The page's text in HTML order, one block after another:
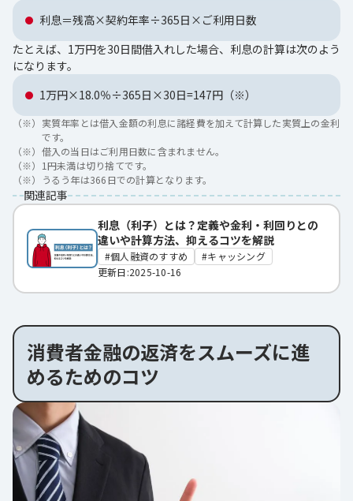
利息＝残高×契約年率÷365日×ご利用日数
たとえば、1万円を30日間借入れした場合、利息の計算は次のよう
になります。
1万円×18.0％÷365日×30日=147円（※）
（※） 実質年率とは借入金額の利息に諸経費を加えて計算した実質上の金利
です。
（※） 借入の当日はご利用日数に含まれません。
（※） 1円未満は切り捨てです。
（※）
うるう年は366日での計算となります。
関連記事
利息（利子）とは？定義や金利・利回りとの
違いや計算方法、抑えるコツを解説
個人融資のすすめ
キャッシング
更新日:2025-10-16
消費者金融の返済をスムーズに進
めるためのコツ